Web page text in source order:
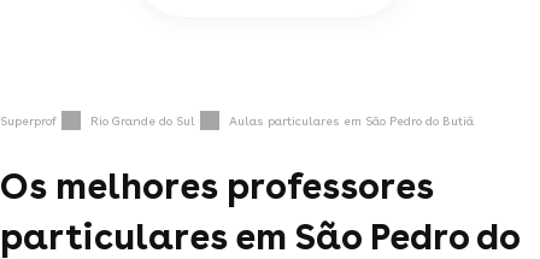
Superprof Rio Grande do Sul Aulas particulares em São Pedro do Butiá
Os melhores professores
particulares em São Pedro do